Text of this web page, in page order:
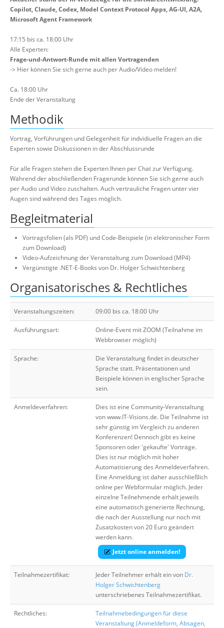
Copilot, Claude, Codex, Model Context Protocol Apps, AG-UI, A2A,
Microsoft Agent Framework
17:15 bis ca. 18:00 Uhr
Alle Experten:
Frage-und-Antwort-Runde mit allen Vortragenden
-> Hier können Sie sich gerne auch per Audio/Video melden!
Ca. 18:00 Uhr
Ende der Veranstaltung
Methodik
Vortrag, Vorführungen und Gelegenheit für indvidiuelle Fragen an die
Experten sowie Diskussionen in der Abschlussrunde
Für alle Fragen stehen die Experten Ihnen per Chat zur Verfügung.
Während der abschließenden Fragerunde können Sie sich gerne auch
per Audio und Video zuschalten. Auch vertrauliche Fragen unter vier
Augen sind während des Tages möglich.
Begleitmaterial
Vortragsfolien (als PDF) und Code-Beispiele (in elektronischer Form
zum Download)
Video-Aufzeichnung der Veranstaltung zum Download (MP4)
Vergünstigte .NET-E-Books von Dr. Holger Schwichtenberg
Organisatorisches & Rechtliches
Veranstaltungszeiten: 09:00 bis ca. 18:00 Uhr
Ausführungsart:
Online-Event mit ZOOM (Teilnahme im
Webbrowser möglich)
Sprache:
Die Veranstaltung findet in deutscher
Sprache statt. Präsentationen und
Beispiele können in englischer Sprache
sein.
Anmeldeverfahren:
Dies ist eine Community-Veranstaltung
von www.IT-Visions.de. Die Teilnahme ist
sehr günstig im Vergleich zu anderen
Konferenzen! Dennoch gibt es keine
Sponsoren oder 'gekaufte' Vorträge.
Dies ist nur möglich mit hoher
Automatisierung des Anmeldeverfahren.
Eine Anmeldung ist daher ausschließlich
online per Webformular möglich. Jeder
einzelne Teilnehmende erhält jeweils
eine automatisch generierte Rechnung,
die nach der Ausstellung nur noch mit
Zusatzkosten von 20 Euro geändert
werden kann.
Jetzt online anmelden!
Teilnahmezertifikat: Jeder Teilnehmer erhält ein von Dr.
Holger Schwichtenberg
unterschriebenes Teilnahmezertifikat.
Rechtliches:
Teilnahmebedingungen für diese
Veranstaltung (Anmeldeform, Absagen,